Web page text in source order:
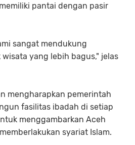
pantai dengan pasir
sangat mendukung
yang lebih bagus," jelas
mengharapkan pemerintah
fasilitas ibadah di setiap
menggambarkan Aceh
syariat Islam.